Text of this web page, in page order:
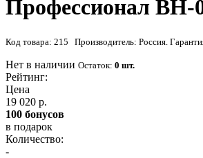
Профессионал BH-
Код товара: 215 Производитель: Россия.
Нет в наличии Остаток: 0 шт.
Рейтинг:
Цена
19 020 р.
100 бонусов
в подарок
Количество:
-